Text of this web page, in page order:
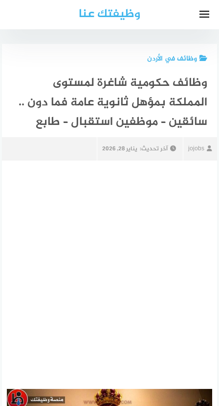
وظيفتك عنا
وظائف في الأردن
وظائف حكومية شاغرة لمستوى
المملكة بمؤهل ثانوية عامة فما دون ..
سائقين – موظفين استقبال – طابع
jojobs آخر تحديث: يناير 28, 2026